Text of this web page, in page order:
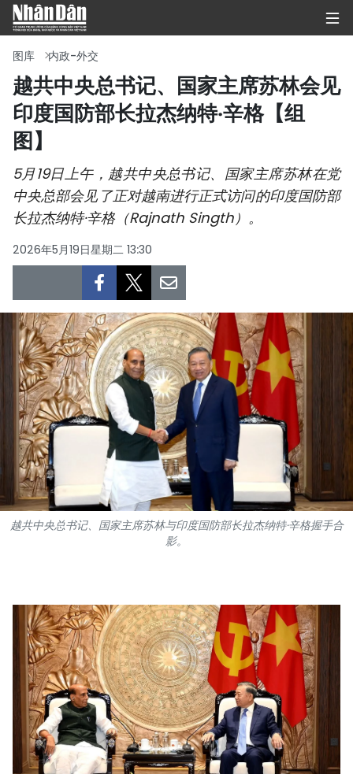
首页
经济
社会
环保
文化
体育
国际
旅游
友谊桥梁
多功能媒体
视频
人民报社简介
TIẾNG VIỆT
ENGLISH
图库 内政-外交
越共中央总书记、国家主席苏林会见
印度国防部长拉杰纳特·辛格【组
图】
5月19日上午，越共中央总书记、国家主席苏林在党
中央总部会见了正对越南进行正式访问的印度国防部
长拉杰纳特·辛格（Rajnath Singth）。
2026年5月19日星期二 13:30
越共中央总书记、国家主席苏林与印度国防部长拉杰纳特·辛格握手合
影。